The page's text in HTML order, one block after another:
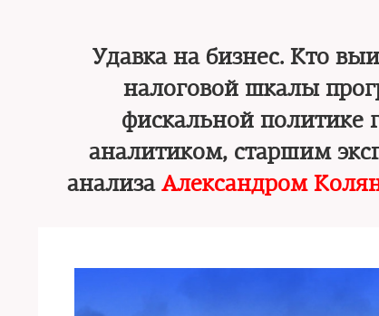
Удавка на бизнес. Кто
налоговой шкалы
фискальной политике
аналитиком, старшим
анализа Александром